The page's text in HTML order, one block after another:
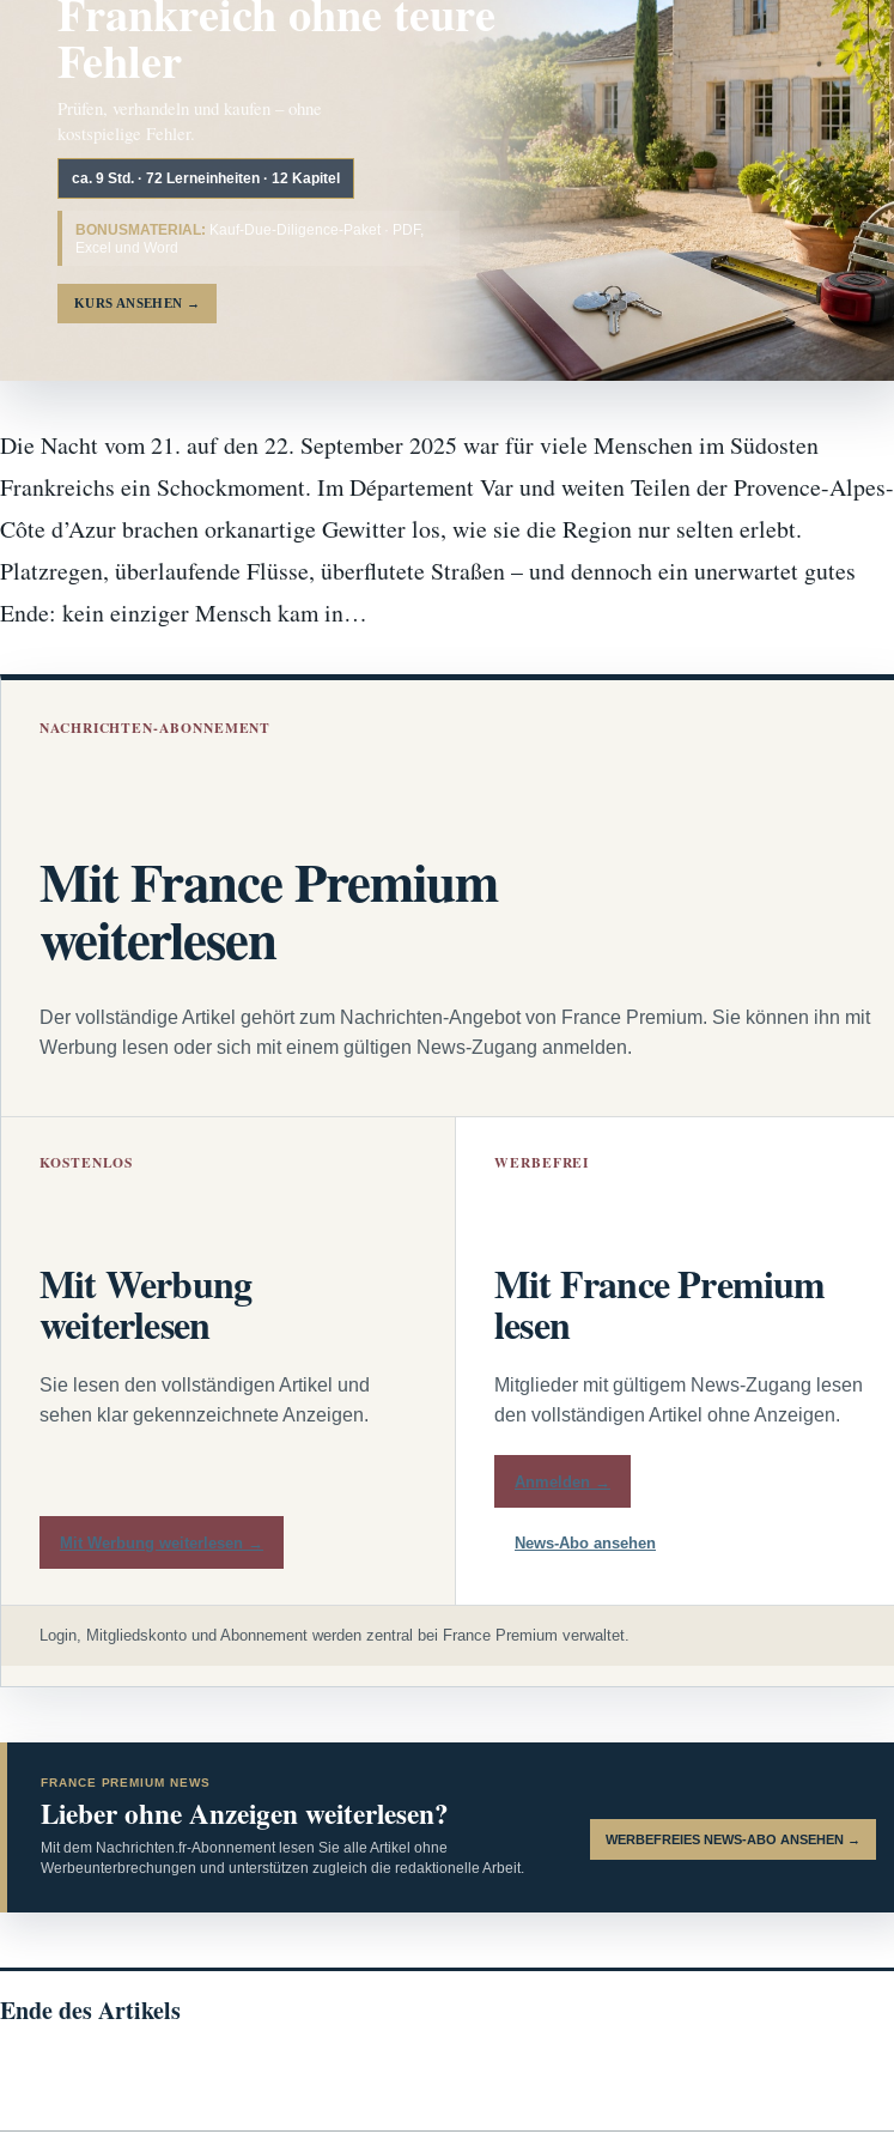
Fehler
Prüfen, verhandeln und kaufen – ohne
kostspielige Fehler.
ca. 9 Std. · 72 Lerneinheiten · 12 Kapitel
BONUSMATERIAL: Kauf-Due-Diligence-Paket · PDF,
Excel und Word
KURS ANSEHEN →
Die Nacht vom 21. auf den 22. September 2025 war für viele Menschen im Südosten
Frankreichs ein Schockmoment. Im Département Var und weiten Teilen der Provence-Alpes-
Côte d’Azur brachen orkanartige Gewitter los, wie sie die Region nur selten erlebt.
Platzregen, überlaufende Flüsse, überflutete Straßen – und dennoch ein unerwartet gutes
Ende: kein einziger Mensch kam in…
NACHRICHTEN-ABONNEMENT
Mit France Premium
weiterlesen
Der vollständige Artikel gehört zum Nachrichten-Angebot von France Premium. Sie können ihn mit
Werbung lesen oder sich mit einem gültigen News-Zugang anmelden.
KOSTENLOS
Mit Werbung
weiterlesen
Sie lesen den vollständigen Artikel und
sehen klar gekennzeichnete Anzeigen.
Mit Werbung weiterlesen →
WERBEFREI
Mit France Premium
lesen
Mitglieder mit gültigem News-Zugang lesen
den vollständigen Artikel ohne Anzeigen.
Anmelden →
News-Abo ansehen
Login, Mitgliedskonto und Abonnement werden zentral bei France Premium verwaltet.
FRANCE PREMIUM NEWS
Lieber ohne Anzeigen weiterlesen?
Mit dem Nachrichten.fr-Abonnement lesen Sie alle Artikel ohne
Werbeunterbrechungen und unterstützen zugleich die redaktionelle Arbeit.
WERBEFREIES NEWS-ABO ANSEHEN →
Ende des Artikels